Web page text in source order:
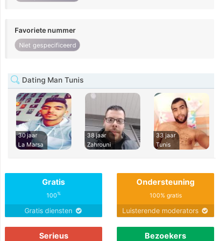
Favoriete nummer
Niet gespecificeerd
Dating Man Tunis
30 jaar
La Marsa
38 jaar
Zahrouni
33 jaar
Tunis
Gratis
100%
Gratis diensten
Ondersteuning
100% gratis
Luisterende moderators
Serieus Bezoekers